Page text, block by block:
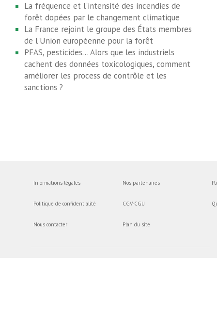
La fréquence et l'intensité des incendies de
forêt dopées par le changement climatique
La France rejoint le groupe des États membres
de l'Union européenne pour la forêt
PFAS, pesticides… Alors que les industriels
cachent des données toxicologiques, comment
améliorer les process de contrôle et les
sanctions ?
Informations légales
Politique de confidentialité
Nous contacter
Nos partenaires
CGV-CGU
Plan du site